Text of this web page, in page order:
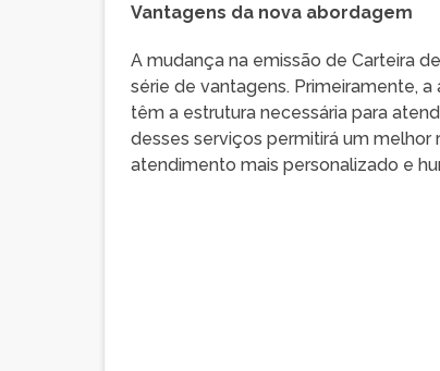
Vantagens da nova abordagem
A mudança na emissão de Carteira
série de vantagens. Primeiramente,
têm a estrutura necessária para
desses serviços permitirá um
atendimento mais personalizado e